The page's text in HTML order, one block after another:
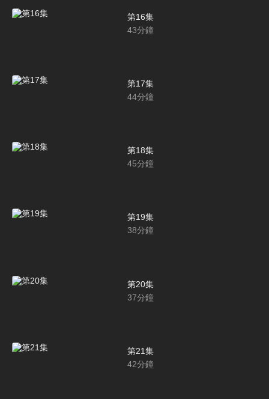
第16集
43分鐘
第17集
44分鐘
第18集
45分鐘
第19集
38分鐘
第20集
37分鐘
第21集
42分鐘